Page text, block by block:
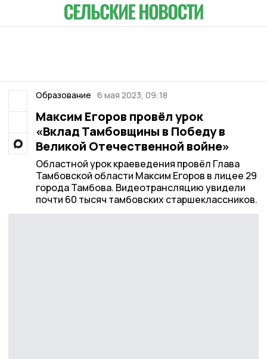
Образование 6 мая 2023, 09:18
Максим Егоров провёл урок
«Вклад Тамбовщины в Победу в
Великой Отечественной войне»
Областной урок краеведения провёл Глава
Тамбовской области Максим Егоров в лицее 29
города Тамбова. Видеотрансляцию увидели
почти 60 тысяч тамбовских старшеклассников.